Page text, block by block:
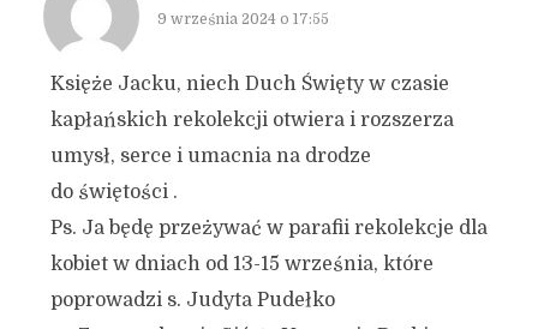
9 września 2024 o 17:55
Księże Jacku, niech Duch Święty w czasie
kapłańskich rekolekcji otwiera i rozszerza
umysł, serce i umacnia na drodze
do świętości .
Ps. Ja będę przeżywać w parafii rekolekcje dla
kobiet w dniach od 13-15 września, które
poprowadzi s. Judyta Pudełko